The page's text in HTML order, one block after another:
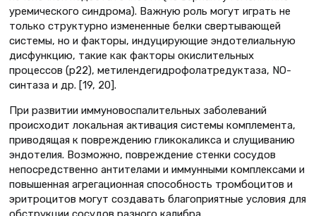
уремического синдрома). Важную роль могут играть не
только структурно измененные белки свертывающей
системы, но и факторы, индуцирующие эндотелиальную
дисфункцию, такие как факторы окислительных
процессов (р22), метилендегидрофолатредуктаза, NO-
синтаза и др. [19, 20].
При развитии иммуновоспалительных заболеваний
происходит локальная активация системы комплемента,
приводящая к повреждению гликокаликса и слущиванию
эндотелия. Возможно, повреждение стенки сосудов
непосредственно антителами и иммунными комплексами и
повышенная агрегационная способность тромбоцитов и
эритроцитов могут создавать благоприятные условия для